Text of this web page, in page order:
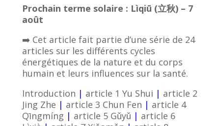
Prochain terme solaire : Lìqiū (立秋) – 7
août
➡️ Cet article fait partie d’une série de 24
articles sur les différents cycles
énergétiques de la nature et du corps
humain et leurs influences sur la santé.
Introduction | article 1 Yu Shui | article 2
Jing Zhe | article 3 Chun Fen | article 4
Qīngmíng | article 5 Gǔyǔ | article 6